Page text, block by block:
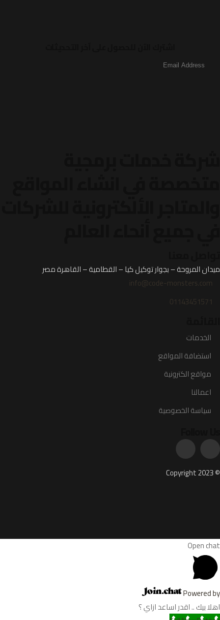
ميدان المروحة – بجوار توكيل كيا – القطامية – القاهرة مصر
info@code-monsters.com
01143451571
الخدمات
استضافة المواقع
مواقع الكترونية
اعمالنا
سياسة الخصوصية
© Copyright 2023
Open chat
Powered by
اهلا بيك .. اقدر اساعد ازاي ؟